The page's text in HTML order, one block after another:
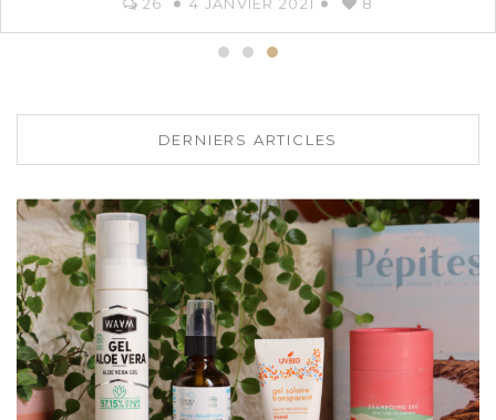
DERNIERS ARTICLES